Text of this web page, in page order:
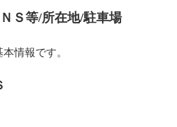
Ｓ等/所在地/駐車場
情報です。